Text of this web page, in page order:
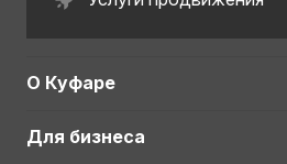
О Куфаре
Для бизнеса